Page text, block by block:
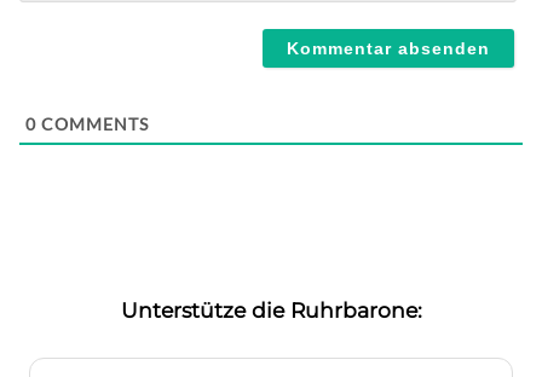
0 COMMENTS
Unterstütze die Ruhrbarone: